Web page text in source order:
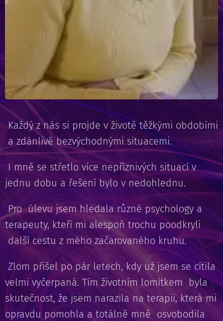
Každý z nás si projde v životě těžkými obdobími
a zdánlivě bezvýchodnými situacemi.
I mně se střetlo více nepříznivých situací v
jednu dobu a řešení bylo v nedohlednu.
Pro úlevu jsem hledala různé psychology a
terapeuty, kteří mi alespoň trochu poodkryli
další cestu z mého začarovaného kruhu.
Zlom přišel po pár letech, kdy už jsem se cítila
velmi vyčerpaná. Tím životním lomítkem byla
skutečnost, že jsem narazila na terapii, která mi
opravdu pomohla a totálně mně osvobodila